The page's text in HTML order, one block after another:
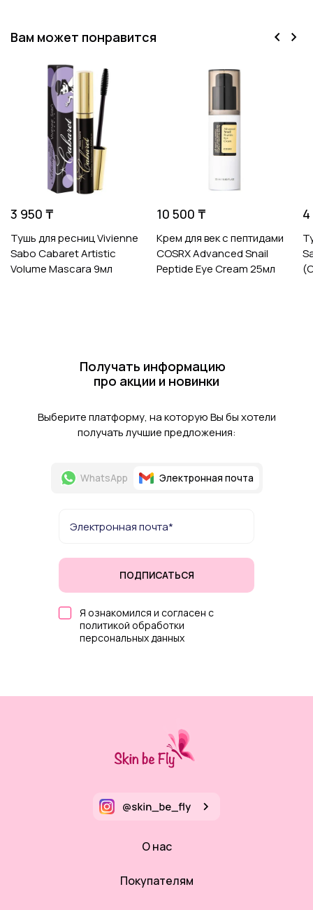
Вам может понравится
3 950 ₸
Тушь для ресниц Vivienne
Sabo Cabaret Artistic
Volume Mascara 9мл
10 500 ₸
Крем для век с пептидами
COSRX Advanced Snail
Peptide Eye Cream 25мл
Получать информацию
про акции и новинки
Выберите платформу, на которую Вы бы хотели
получать лучшие предложения:
WhatsApp Электронная почта
ПОДПИСАТЬСЯ
Я ознакомился и согласен с
политикой обработки
персональных данных
О нас
Покупателям